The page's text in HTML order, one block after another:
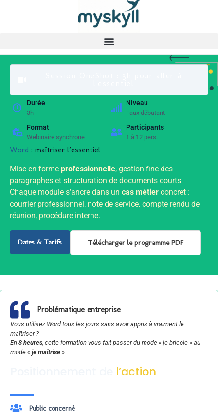
Durée
3h
Niveau
Faux débutant
Format
Webinaire synchrone
Participants
1 à 12 pers.
Word : maîtriser l’essentiel
Mise en forme professionnelle, gestion fine des
paragraphes et structuration de documents courts.
Chaque module s’ancre dans un cas métier concret :
courrier professionnel, note de service, compte rendu de
réunion, procédure interne.
Dates & Tarifs Télécharger le programme PDF
Problématique entreprise
Vous utilisez Word tous les jours sans avoir appris à vraiment le
maîtriser ?
En 3 heures, cette formation vous fait passer du mode « je bricole » au
mode « je maîtrise »
l’action
Public concerné